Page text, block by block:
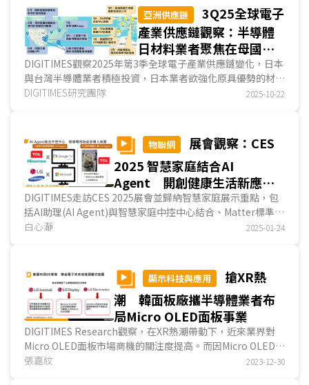
亞洲供應鏈
3Q25全球電子
產業供應鏈觀察：半導體
日材料業者聚焦在母國設
廠、台廠採多地布點 面
板業聚焦非LCD布局 電
子產品與EMS廠以東協、
DIGITIMES觀察2025年第3季全球電子產業供應鏈變化，日本
與台灣半導體業者積極投資，日本業者欲強化原具優勢的材料
領域，台灣業者投資領域則相較多元；電子零組件以P...
DIGITIMES研究團隊 2025-10-22
物聯網
展會觀察：CES
2025 智慧家庭結合AI
Agent 開創健康生活新應用
場景
DIGITIMES走訪CES 2025展會並歸納智慧家庭展示重點，包
括AI助理(AI Agent)與智慧家庭中控中心結合、Matter標準推
升能源管理應用，以及健康生活融入智慧家庭應用...
白心瀞 2025-01-24
顯示科技與應用
搶XR熱
潮 韓面板廠攜半導體業者布
局Micro OLED面板事業
DIGITIMES Research觀察，在XR熱潮帶動下，近來業界對
Micro OLED面板市場商機的關注度提高。而因Micro OLED面
板生產需搭配半導體製程，南韓於半導體、面板領...
張嘉紋 2023-12-30